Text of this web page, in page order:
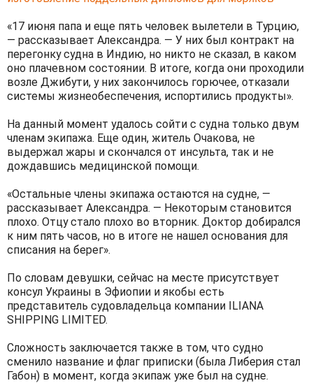
«17 июня папа и еще пять человек вылетели в Турцию,
— рассказывает Александра. — У них был контракт на
перегонку судна в Индию, но никто не сказал, в каком
оно плачевном состоянии. В итоге, когда они проходили
возле Джибути, у них закончилось горючее, отказали
системы жизнеобеспечения, испортились продукты».
На данный момент удалось сойти с судна только двум
членам экипажа. Еще один, житель Очакова, не
выдержал жары и скончался от инсульта, так и не
дождавшись медицинской помощи.
«Остальные члены экипажа остаются на судне, —
рассказывает Александра. — Некоторым становится
плохо. Отцу стало плохо во вторник. Доктор добирался
к ним пять часов, но в итоге не нашел основания для
списания на берег».
По словам девушки, сейчас на месте присутствует
консул Украины в Эфиопии и якобы есть
представитель судовладельца компании ILIANA
SHIPPING LIMITED.
Сложность заключается также в том, что судно
сменило название и флаг приписки (была Либерия стал
Габон) в момент, когда экипаж уже был на судне.